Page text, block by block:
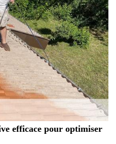
efficace pour optimiser